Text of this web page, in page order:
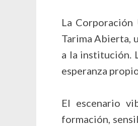
La
Tarima Abierta,
a la institución.
esperanza
El escenario
formación,